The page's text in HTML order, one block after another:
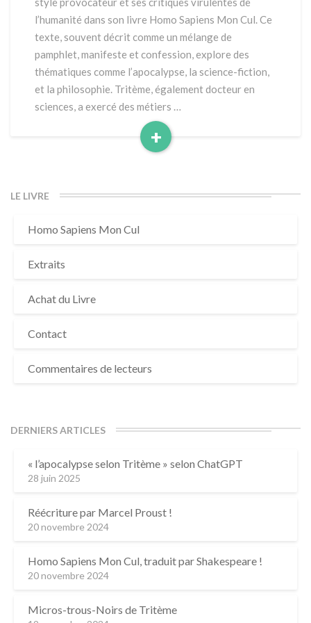
r
i
t
è
m
e
p
t
p
l’humanité dans son livre Homo Sapiens Mon Cul. Ce
texte, souvent décrit comme un mélange de
pamphlet, manifeste et confession, explore des
thématiques comme l’apocalypse, la science-fiction,
et la philosophie. Tritème, également docteur en
sciences, a exercé des métiers …
+
R
a
LE LIVRE
Homo Sapiens Mon Cul
Extraits
Achat du Livre
Contact
Commentaires de lecteurs
DERNIERS ARTICLES
« l’apocalypse selon Tritème » selon ChatGPT
28 juin 2025
Réécriture par Marcel Proust !
20 novembre 2024
Homo Sapiens Mon Cul, traduit par Shakespeare !
20 novembre 2024
Micros-trous-Noirs de Tritème